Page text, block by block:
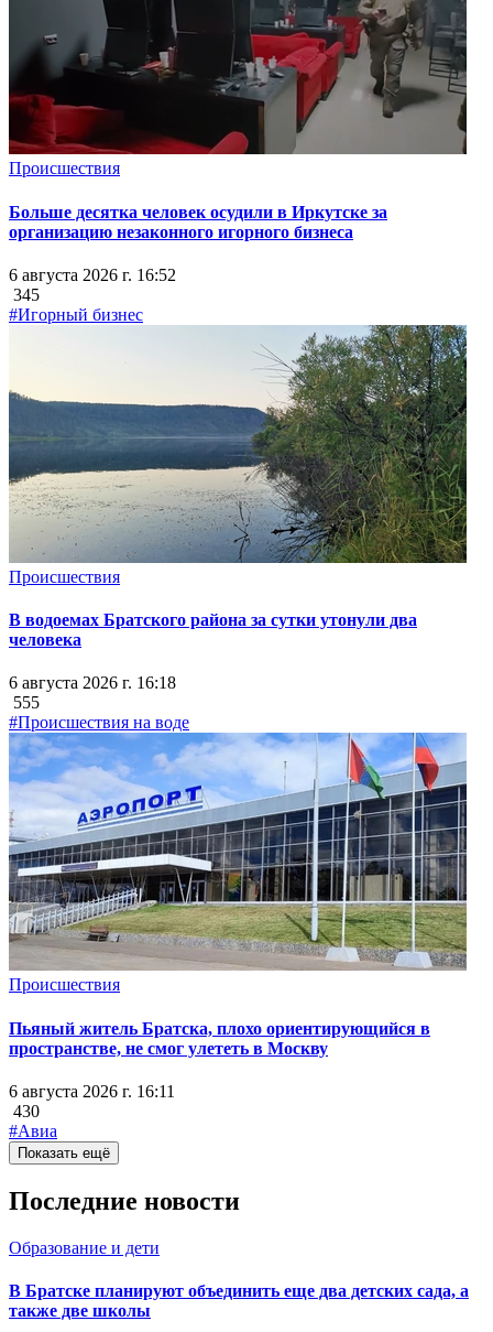
Происшествия
Больше десятка человек осудили в Иркутске за
организацию незаконного игорного бизнеса
6 августа 2026 г. 16:52
345
#Игорный бизнес
Происшествия
В водоемах Братского района за сутки утонули два
человека
6 августа 2026 г. 16:18
555
#Происшествия на воде
Происшествия
Пьяный житель Братска, плохо ориентирующийся в
пространстве, не смог улететь в Москву
6 августа 2026 г. 16:11
430
#Авиа
Показать ещё
Последние новости
Образование и дети
В Братске планируют объединить еще два детских сада, а
также две школы